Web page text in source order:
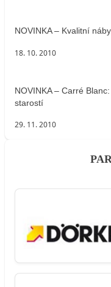
NOVINKA – Kvalitní
18. 10. 2010
NOVINKA – Carré
starostí
29. 11. 2010